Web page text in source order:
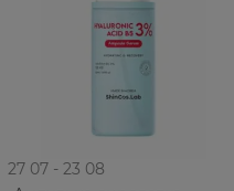
27 07 - 23 08